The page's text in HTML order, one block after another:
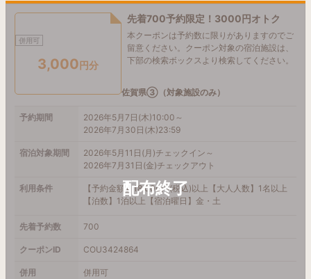
併用可
3,000円分
先着700予約限定！3000円オトク
本クーポンは予約数に限りがありますのでご
留意ください。クーポン対象の宿泊施設は、
下部の検索ボックスより検索してください。
佐賀県③（対象施設のみ）
予約期間
2026年5月7日(木)10:00～
2026年7月30日(木)23:59
宿泊対象期間
2026年5月11日(月)チェックイン～
2026年7月31日(金)チェックアウト
利用条件
【予約金額】18,000円(税込)以上【大人人数】1名以上
【泊数】1泊以上【宿泊曜日】金・土
先着予約数 700
クーポンID COU3424864
併用 併用可